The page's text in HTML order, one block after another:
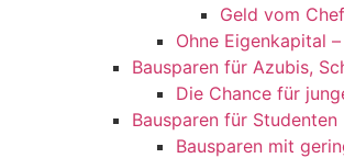
Geld vom Chef
Ohne Eigenkapital
Bausparen für Azubis,
Die Chance für
Bausparen für Studenten
Bausparen mit